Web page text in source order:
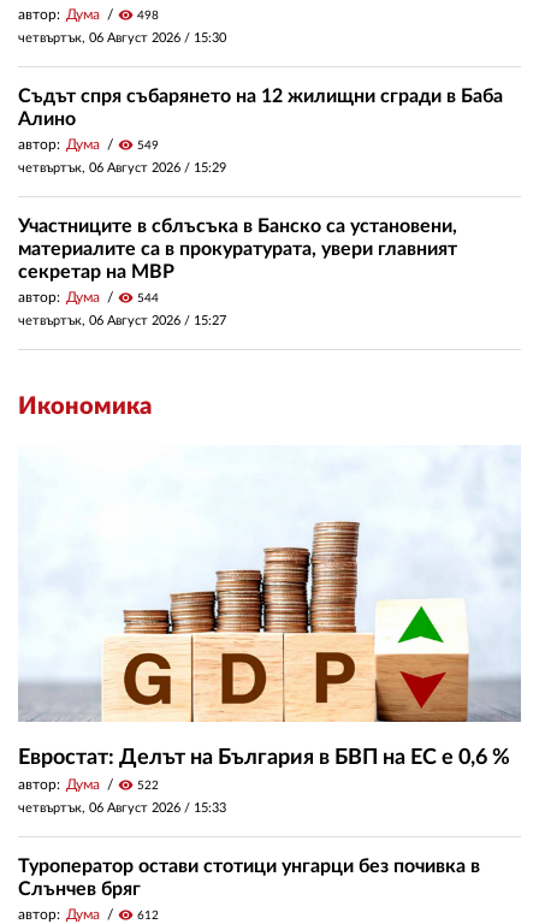
автор: Дума visibility 498
четвъртък, 06 Август 2026 / 15:30
Съдът спря събарянето на 12 жилищни сгради в Баба
Алино
автор: Дума visibility 549
четвъртък, 06 Август 2026 / 15:29
Участниците в сблъсъка в Банско са установени,
материалите са в прокуратурата, увери главният
секретар на МВР
автор: Дума visibility 544
четвъртък, 06 Август 2026 / 15:27
Икономика
Евростат: Делът на България в БВП на ЕС е 0,6 %
автор: Дума visibility 522
четвъртък, 06 Август 2026 / 15:33
Туроператор остави стотици унгарци без почивка в
Слънчев бряг
автор: Дума visibility 612